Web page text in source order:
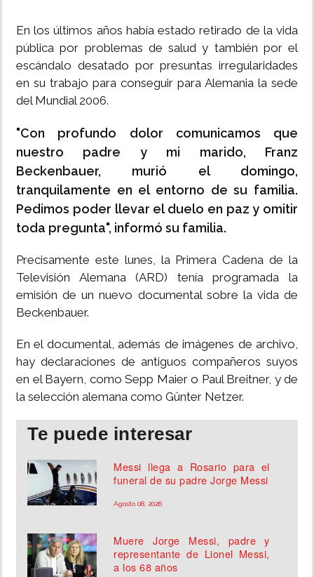
En los últimos años había estado retirado de la vida
pública por problemas de salud y también por el
escándalo desatado por presuntas irregularidades
en su trabajo para conseguir para Alemania la sede
del Mundial 2006.
"Con profundo dolor comunicamos que
nuestro padre y mi marido, Franz
Beckenbauer, murió el domingo,
tranquilamente en el entorno de su familia.
Pedimos poder llevar el duelo en paz y omitir
toda pregunta", informó su familia.
Precisamente este lunes, la Primera Cadena de la
Televisión Alemana (ARD) tenía programada la
emisión de un nuevo documental sobre la vida de
Beckenbauer.
En el documental, además de imágenes de archivo,
hay declaraciones de antiguos compañeros suyos
en el Bayern, como Sepp Maier o Paul Breitner, y de
la selección alemana como Günter Netzer.
Te puede interesar
Messi llega a Rosario para el
funeral de su padre Jorge Messi
Agosto 08, 2026
Muere Jorge Messi, padre y
representante de Lionel Messi,
a los 68 años